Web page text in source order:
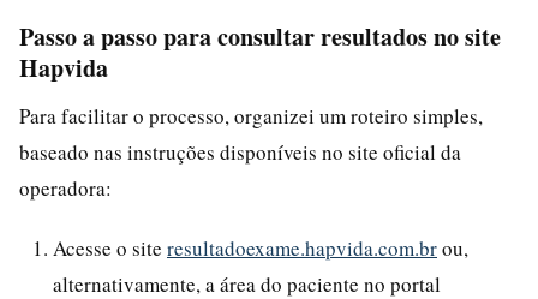
Passo a passo para consultar resultados no site
Hapvida
Para facilitar o processo, organizei um roteiro simples,
baseado nas instruções disponíveis no site oficial da
operadora:
Acesse o site resultadoexame.hapvida.com.brou,
alternativamente, a área do paciente no portal